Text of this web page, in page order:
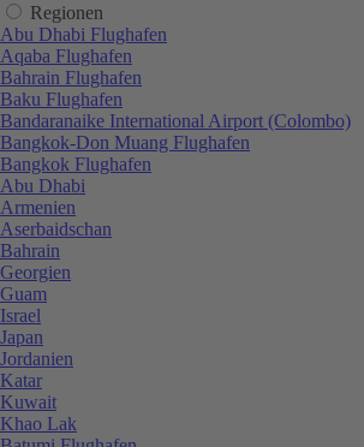
Regionen
Abu Dhabi Flughafen
Aqaba Flughafen
Bahrain Flughafen
Baku Flughafen
Bandaranaike International Airport (Colombo)
Bangkok-Don Muang Flughafen
Bangkok Flughafen
Abu Dhabi
Armenien
Aserbaidschan
Bahrain
Georgien
Guam
Israel
Japan
Jordanien
Katar
Kuwait
Khao Lak